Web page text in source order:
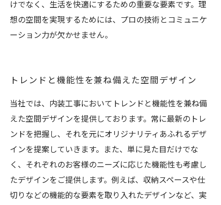
けでなく、生活を快適にするための重要な要素です。理
想の空間を実現するためには、プロの技術とコミュニケ
ーション力が欠かせません。
トレンドと機能性を兼ね備えた空間デザイン
当社では、内装工事においてトレンドと機能性を兼ね備
えた空間デザインを提供しております。常に最新のトレ
ンドを把握し、それを元にオリジナリティあふれるデザ
インを提案していきます。また、単に見た目だけでな
く、それぞれのお客様のニーズに応じた機能性も考慮し
たデザインをご提供します。例えば、収納スペースや仕
切りなどの機能的な要素を取り入れたデザインなど、実